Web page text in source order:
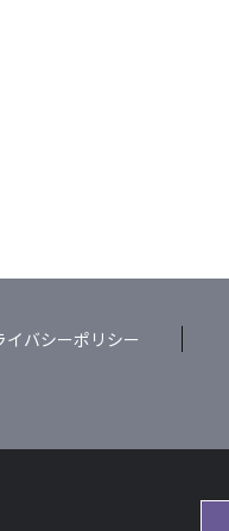
イバシーポリシー